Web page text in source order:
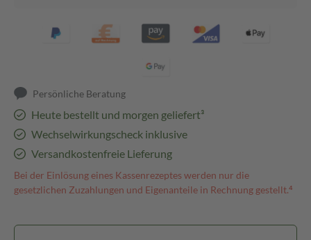
Persönliche Beratung
Heute bestellt und morgen geliefert³
Wechselwirkungscheck inklusive
Versandkostenfreie Lieferung
Bei der Einlösung eines Kassenrezeptes werden nur die
gesetzlichen Zuzahlungen und Eigenanteile in Rechnung gestellt.⁴